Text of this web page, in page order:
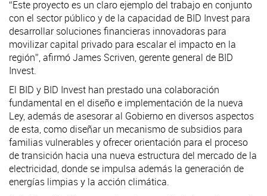
“Este proyecto es un claro ejemplo del trabajo en conjunto
con el sector público y de la capacidad de BID Invest para
desarrollar soluciones financieras innovadoras para
movilizar capital privado para escalar el impacto en la
región”, afirmó James Scriven, gerente general de BID
Invest.
El BID y BID Invest han prestado una colaboración
fundamental en el diseño e implementación de la nueva
Ley, además de asesorar al Gobierno en diversos aspectos
de esta, como diseñar un mecanismo de subsidios para
familias vulnerables y ofrecer orientación para el proceso
de transición hacia una nueva estructura del mercado de la
electricidad, donde se impulsa además la generación de
energías limpias y la acción climática.